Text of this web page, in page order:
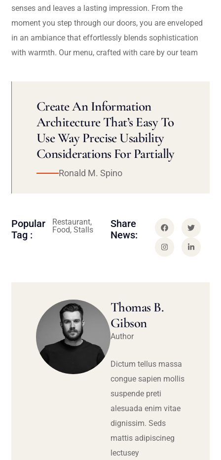
senses and leaves a lasting impression. From the
moment you step through our doors, you are enveloped
in an ambiance that effortlessly blends sophistication
with warmth. Our menu, crafted with care by our team
Create An Information
Architecture That’s Easy To
Use Way Precise Usability
Considerations For Partially
Ronald M. Spino
Popular
Tag :
Restaurant,
Food, Stalls
Share
News:
Thomas B.
Gibson
Author
Dictum tellus massa
congue sapien mollis
suspende preti
alesuada enim vitae
dignissim. Seds
mattis adipiscineg
lectusey